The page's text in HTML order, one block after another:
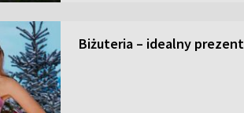
Biżuteria – idealny